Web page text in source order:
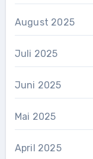
August 2025
Juli 2025
Juni 2025
Mai 2025
April 2025